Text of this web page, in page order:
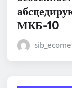
МКБ-10